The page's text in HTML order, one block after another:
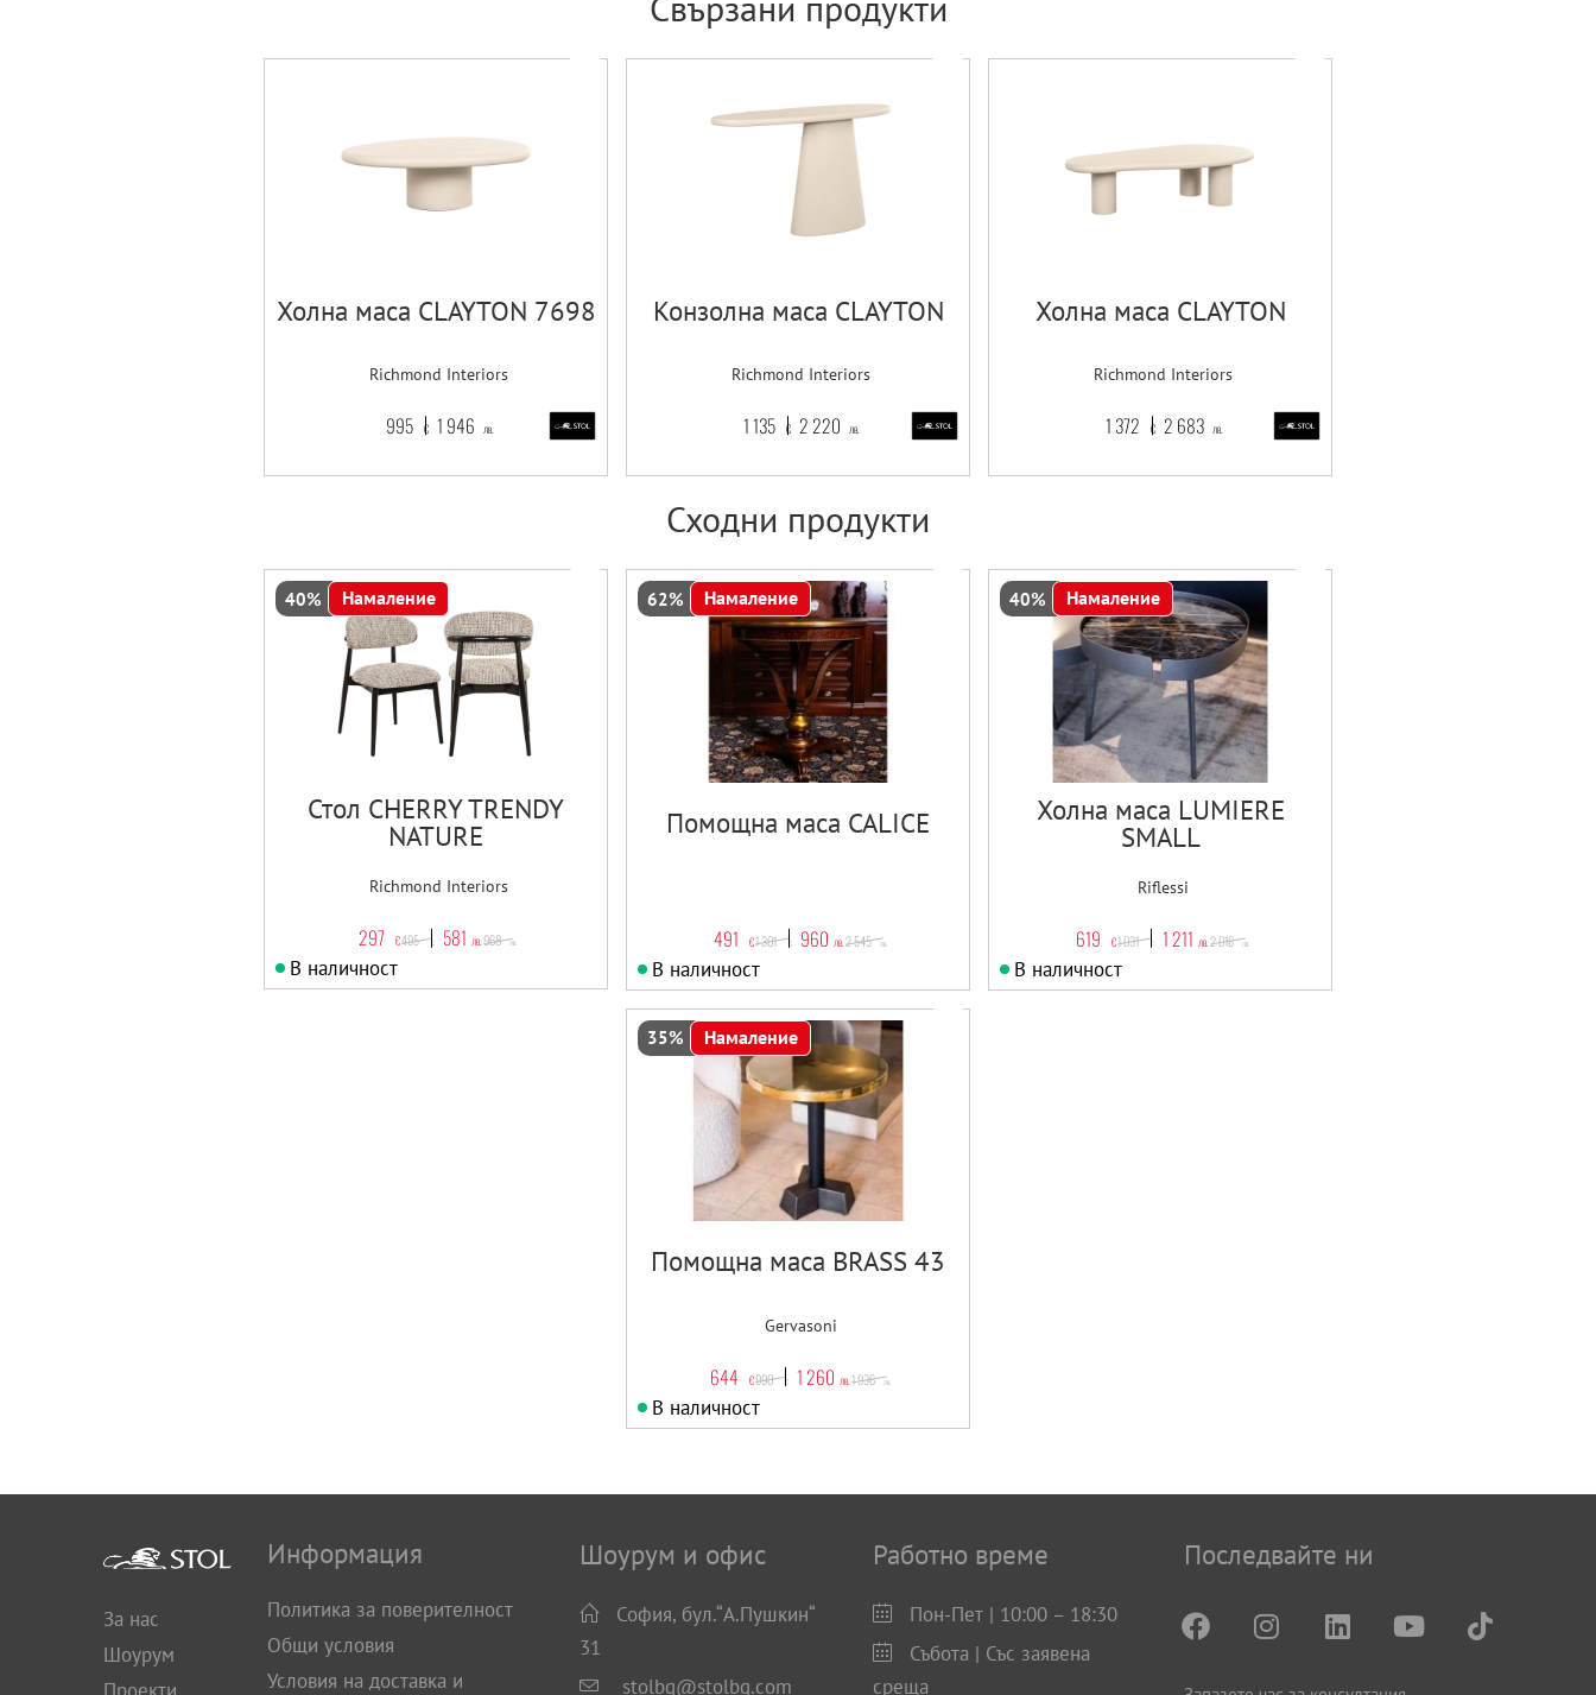
Холна маса CLAYTON 7698
Richmond Interiors
995 € 1 946 лв.
Конзолна маса CLAYTON
Richmond Interiors
1 135 € 2 220 лв.
Холна маса CLAYTON
Richmond Interiors
1 372 € 2 683 лв.
Сходни продукти
40% Намаление
Стол CHERRY TRENDY
NATURE
Richmond Interiors
297 €495 € 581 лв.968 лв.
В наличност
62% Намаление
Помощна маса CALICE
491 €1 301 € 960 лв.2 545 лв.
В наличност
40% Намаление
Холна маса LUMIERE
SMALL
Riflessi
619 €1 031 € 1 211 лв.2 016 лв.
В наличност
35% Намаление
Помощна маса BRASS 43
Gervasoni
644 €990 € 1 260 лв.1 936 лв.
В наличност
За нас
Шоурум
Информация
Политика за поверителност
Общи условия
Условия на доставка и
Шоурум и офис
София, бул.“А.Пушкин“
31
stolbg@stolbg.com
Работно време
Пон-Пет | 10:00 – 18:30
Събота | Със заявена
среща
Последвайте ни